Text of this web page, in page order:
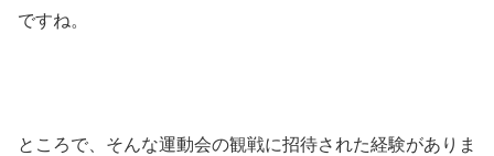
ですね。
ところで、そんな運動会の観戦に招待された経験がありま